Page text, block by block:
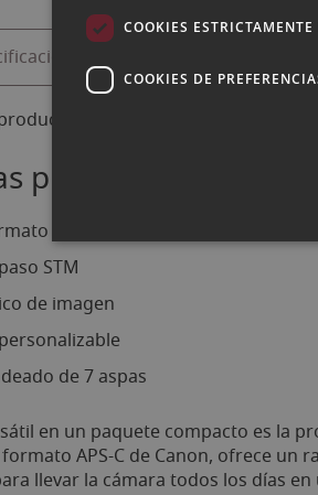
de segunda mano y de
principales del
APS-C
STM
de imagen
de 7 aspas
en un paquete compacto es la
APS-C de Canon, ofrece
llevar la cámara todos los días en
COOKIES ESTRICTAMENTE
COOKIES DE